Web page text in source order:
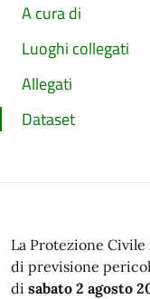
A cura di
Luoghi collegati
Allegati
Dataset
La Protezione
di previsione
di sabato 2 agosto